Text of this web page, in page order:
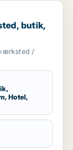
klinik, restaurant,
butik,
eller
/
Hotel,